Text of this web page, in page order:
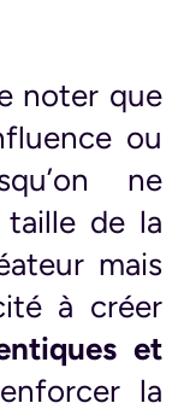
noter que
ou
ne
taille de la
mais
à créer
et
la